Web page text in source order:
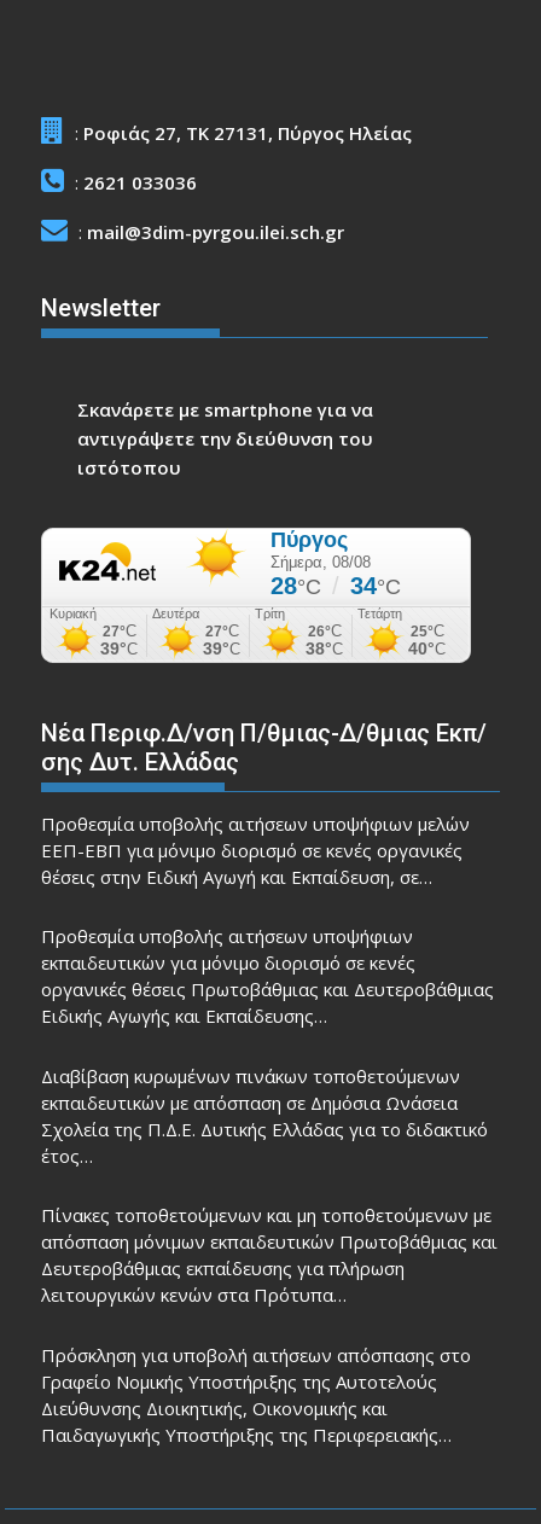
: Ροφιάς 27, ΤΚ 27131, Πύργος Ηλείας
: 2621 033036
: mail@3dim-pyrgou.ilei.sch.gr
Newsletter
Σκανάρετε με smartphone για να
αντιγράψετε την διεύθυνση του
ιστότοπου
Νέα Περιφ.Δ/νση Π/θμιας-Δ/θμιας Εκπ/
σης Δυτ. Ελλάδας
Προθεσμία υποβολής αιτήσεων υποψήφιων μελών
ΕΕΠ-ΕΒΠ για μόνιμο διορισμό σε κενές οργανικές
θέσεις στην Ειδική Αγωγή και Εκπαίδευση, σε…
Προθεσμία υποβολής αιτήσεων υποψήφιων
εκπαιδευτικών για μόνιμο διορισμό σε κενές
οργανικές θέσεις Πρωτοβάθμιας και Δευτεροβάθμιας
Ειδικής Αγωγής και Εκπαίδευσης…
Διαβίβαση κυρωμένων πινάκων τοποθετούμενων
εκπαιδευτικών με απόσπαση σε Δημόσια Ωνάσεια
Σχολεία της Π.Δ.Ε. Δυτικής Ελλάδας για το διδακτικό
έτος…
Πίνακες τοποθετούμενων και μη τοποθετούμενων με
απόσπαση μόνιμων εκπαιδευτικών Πρωτοβάθμιας και
Δευτεροβάθμιας εκπαίδευσης για πλήρωση
λειτουργικών κενών στα Πρότυπα…
Πρόσκληση για υποβολή αιτήσεων απόσπασης στο
Γραφείο Νομικής Υποστήριξης της Αυτοτελούς
Διεύθυνσης Διοικητικής, Οικονομικής και
Παιδαγωγικής Υποστήριξης της Περιφερειακής…